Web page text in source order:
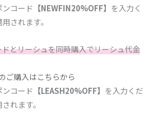
コード 【NEWFIN20%OFF】 を入力く
されます。
とリーシュを同時購入でリーシュ代金
ご購入はこちらから
コード 【LEASH20%OFF】 を入力くだ
れます。